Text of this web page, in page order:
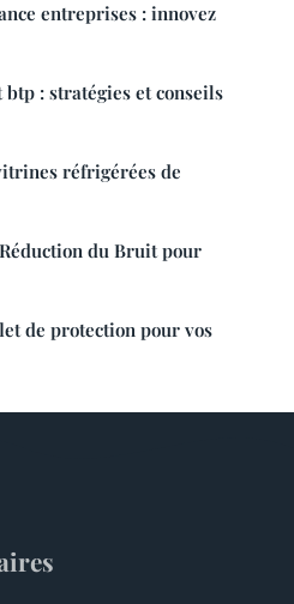
entreprises : innovez
: stratégies et conseils
réfrigérées de
du Bruit pour
de protection pour vos